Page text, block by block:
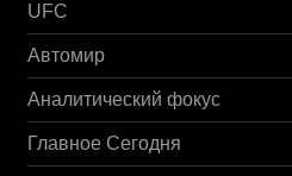
UFC
Автомир
Аналитический фокус
Главное Сегодня